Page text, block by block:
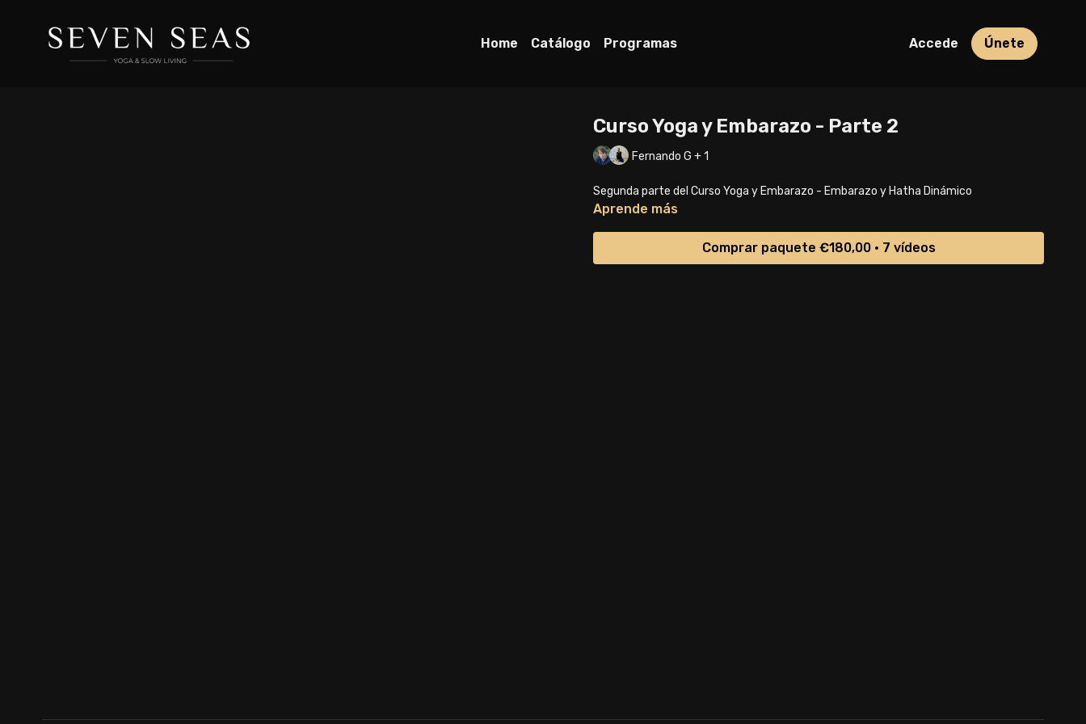
Home Catálogo Programas Accede Únete
Curso Yoga y Embarazo - Parte 2
Fernando G + 1
Segunda parte del Curso Yoga y Embarazo - Embarazo y Hatha Dinámico
Aprende más
Comprar paquete €180,00 • 7 vídeos